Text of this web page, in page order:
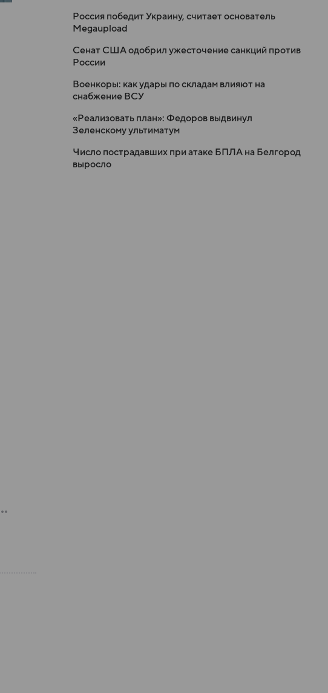
Россия победит Украину, считает основатель
Megaupload
Сенат США одобрил ужесточение санкций против
России
Военкоры: как удары по складам влияют на
снабжение ВСУ
«Реализовать план»: Федоров выдвинул
Зеленскому ультиматум
Число пострадавших при атаке БПЛА на Белгород
выросло